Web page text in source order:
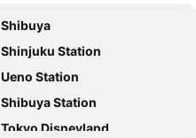
Hotel Vista Atsugi
HOTEL LiVEMAX BUDGET Fuchu Annex
Sun Hotel Hachioji
HOTEL LiVEMAX Kitafuchu
Super Hotel Shinyokohama
Shibuya
Shinjuku Station
Ueno Station
Shibuya Station
Tokyo Disneyland